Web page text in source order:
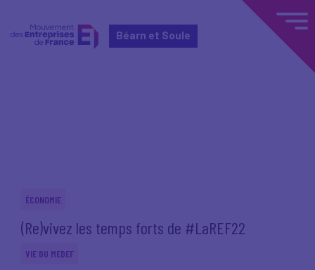
Béarn et Soule
ÉCONOMIE
(Re)vivez les temps forts de #LaREF22
VIE DU MEDEF